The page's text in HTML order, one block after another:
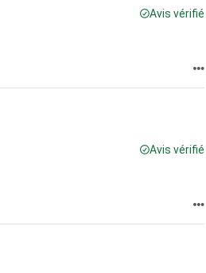
Avis vérifié
Avis vérifié